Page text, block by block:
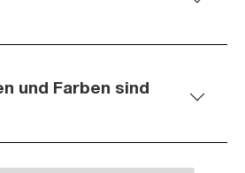
und Farben sind